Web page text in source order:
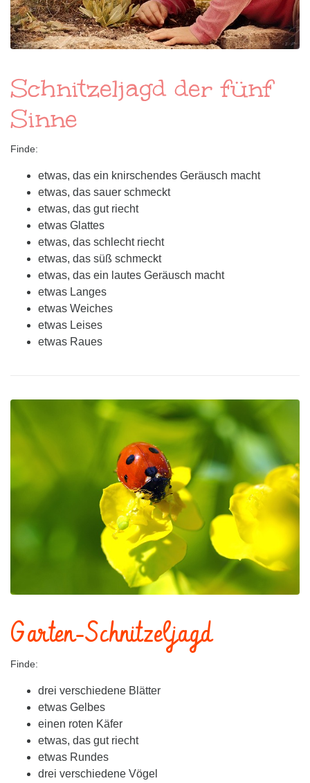
Schnitzeljagd der fünf
Sinne
Finde:
etwas, das ein knirschendes Geräusch macht
etwas, das sauer schmeckt
etwas, das gut riecht
etwas Glattes
etwas, das schlecht riecht
etwas, das süß schmeckt
etwas, das ein lautes Geräusch macht
etwas Langes
etwas Weiches
etwas Leises
etwas Raues
Garten-Schnitzeljagd
Finde:
drei verschiedene Blätter
etwas Gelbes
einen roten Käfer
etwas, das gut riecht
etwas Rundes
drei verschiedene Vögel